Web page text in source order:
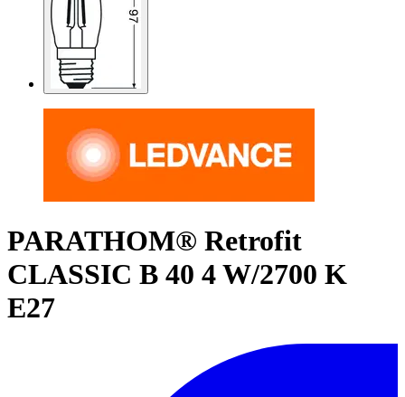
PARATHOM® Retrofit
CLASSIC B 40 4 W/2700 K
E27